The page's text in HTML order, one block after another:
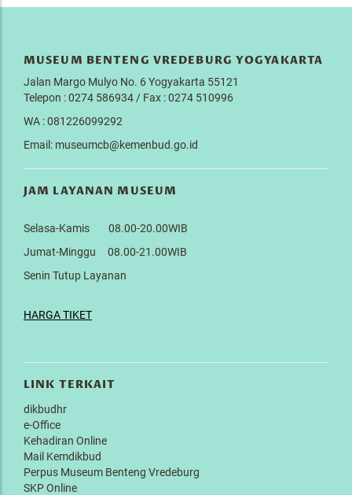
MUSEUM BENTENG VREDEBURG YOGYAKARTA
Jalan Margo Mulyo No. 6 Yogyakarta 55121
Telepon : 0274 586934 / Fax : 0274 510996
WA : 081226099292
Email: museumcb@kemenbud.go.id
JAM LAYANAN MUSEUM
Selasa-Kamis 08.00-20.00WIB
Jumat-Minggu 08.00-21.00WIB
Senin Tutup Layanan
HARGA TIKET
LINK TERKAIT
dikbudhr
e-Office
Kehadiran Online
Mail Kemdikbud
Perpus Museum Benteng Vredeburg
SKP Online